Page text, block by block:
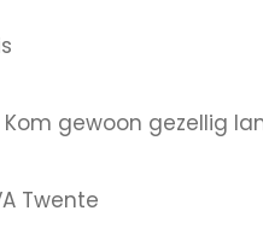
gewoon gezellig
Twente